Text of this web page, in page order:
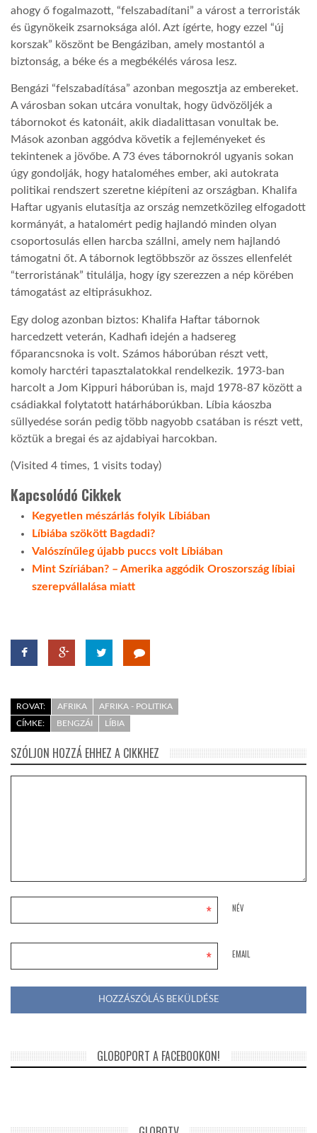
A NAP SZÉPE
GLOBOZSARU
LATIMO.HU
GLOBOBOOK
ahogy ő fogalmazott, “felszabadítani” a várost a terroristák
és ügynökeik zsarnoksága alól. Azt ígérte, hogy ezzel “új
korszak” köszönt be Bengáziban, amely mostantól a
biztonság, a béke és a megbékélés városa lesz.
Bengázi “felszabadítása” azonban megosztja az embereket.
A városban sokan utcára vonultak, hogy üdvözöljék a
tábornokot és katonáit, akik diadalittasan vonultak be.
Mások azonban aggódva követik a fejleményeket és
tekintenek a jövőbe. A 73 éves tábornokról ugyanis sokan
úgy gondolják, hogy hataloméhes ember, aki autokrata
politikai rendszert szeretne kiépíteni az országban. Khalifa
Haftar ugyanis elutasítja az ország nemzetközileg elfogadott
kormányát, a hatalomért pedig hajlandó minden olyan
csoportosulás ellen harcba szállni, amely nem hajlandó
támogatni őt. A tábornok legtöbbször az összes ellenfelét
“terroristának” titulálja, hogy így szerezzen a nép körében
támogatást az eltiprásukhoz.
Egy dolog azonban biztos: Khalifa Haftar tábornok
harcedzett veterán, Kadhafi idején a hadsereg
főparancsnoka is volt. Számos háborúban részt vett,
komoly harctéri tapasztalatokkal rendelkezik. 1973-ban
harcolt a Jom Kippuri háborúban is, majd 1978-87 között a
csádiakkal folytatott határháborúkban. Líbia káoszba
süllyedése során pedig több nagyobb csatában is részt vett,
köztük a bregai és az ajdabiyai harcokban.
(Visited 4 times, 1 visits today)
Kapcsolódó Cikkek
Kegyetlen mészárlás folyik Líbiában
Líbiába szökött Bagdadi?
Valószínűleg újabb puccs volt Líbiában
Mint Szíriában? – Amerika aggódik Oroszország líbiai
szerepvállalása miatt
ROVAT: AFRIKA
AFRIKA - POLITIKA
CÍMKE:
BENGZÁI LÍBIA
SZÓLJON HOZZÁ EHHEZ A CIKKHEZ
NÉV
*
EMAIL
*
GLOBOPORT A FACEBOOKON!